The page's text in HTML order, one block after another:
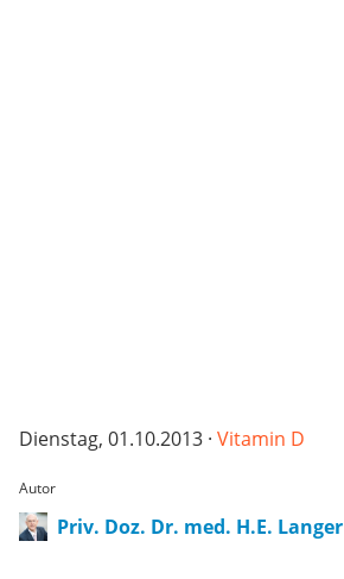
Dienstag, 01.10.2013 · Vitamin D
Autor
Priv. Doz. Dr. med. H.E. Langer